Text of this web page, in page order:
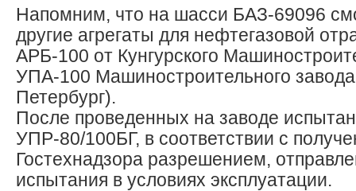
Напомним, что на шасси БАЗ-69096
другие агрегаты для нефтегазовой
АРБ-100 от Кунгурского
УПА-100 Машиностроительного
Петербург).
После проведенных на заводе
УПР-80/100БГ, в соответствии с
Гостехнадзора разрешением,
испытания в условиях эксплуатации.